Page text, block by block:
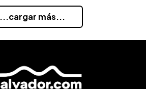
...cargar más...